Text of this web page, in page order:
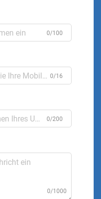
0/100
0/16
0/200
0/1000